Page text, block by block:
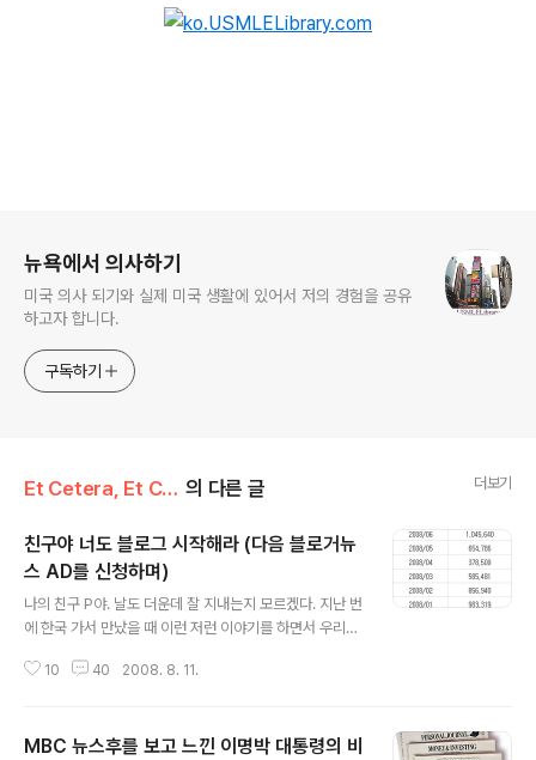
뉴욕에서 의사하기
미국 의사 되기와 실제 미국 생활에 있어서 저의 경험을 공유
하고자 합니다.
구독하기
Et Cetera, Et Cetera, Et Cetera 의 다른 글 더보기
친구야 너도 블로그 시작해라 (다음 블로거뉴
스 AD를 신청하며)
나의 친구 P야. 날도 더운데 잘 지내는지 모르겠다. 지난 번
에 한국 가서 만났을 때 이런 저런 이야기를 하면서 우리도
아직도 간직하고 있다는 것을 확인하고 참 안심이 되고 기
늘은 약속한대로 블로그가 나에게 어떤 영향을 미쳤는지
10 40 2008. 8. 11.
MBC 뉴스후를 보고 느낀 이명박 대통령의 비